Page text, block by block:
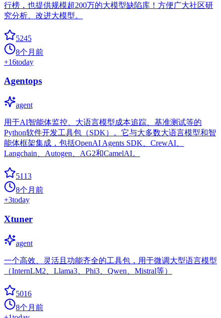
行榜，也提供规模超200万的大模型缺陷库！方便广大社区研
究分析、改进大模型。
5245
8个月前
+16today
Agentops
agent
用于AI智能体监控、大语言模型成本追踪、基准测试等的
Python软件开发工具包（SDK）。它与大多数大语言模型和智
能体框架集成，包括OpenAI Agents SDK、CrewAI、
Langchain、Autogen、AG2和CamelAI。
5113
8个月前
+3today
Xtuner
agent
一个高效、灵活且功能齐全的工具包，用于微调大型语言模型
（InternLM2、Llama3、Phi3、Qwen、Mistral等）
5016
8个月前